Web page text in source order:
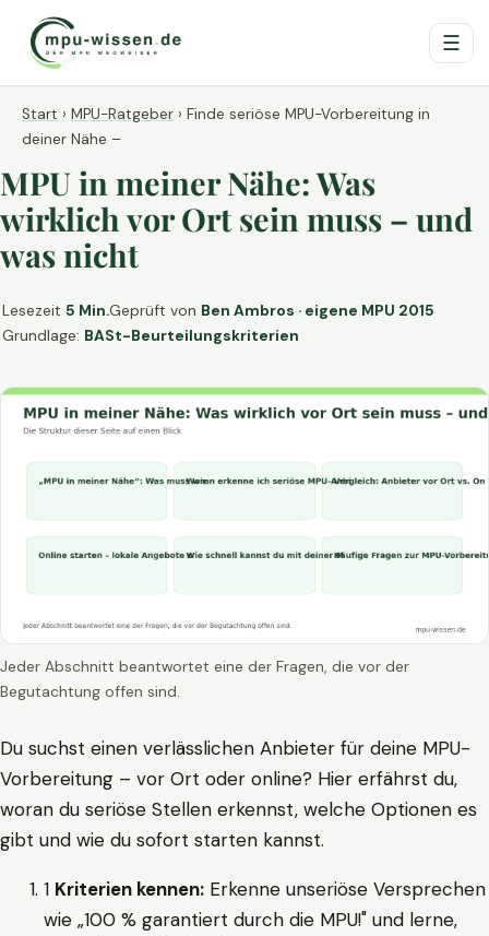
☰
Start › MPU-Ratgeber › Finde seriöse MPU-Vorbereitung in
deiner Nähe –
MPU in meiner Nähe: Was
wirklich vor Ort sein muss – und
was nicht
Lesezeit 5 Min.Geprüft von Ben Ambros · eigene MPU 2015
Grundlage: BASt-Beurteilungskriterien
Jeder Abschnitt beantwortet eine der Fragen, die vor der
Begutachtung offen sind.
Du suchst einen verlässlichen Anbieter für deine MPU-
Vorbereitung – vor Ort oder online? Hier erfährst du,
woran du seriöse Stellen erkennst, welche Optionen es
gibt und wie du sofort starten kannst.
1 Kriterien kennen: Erkenne unseriöse Versprechen
wie „100 % garantiert durch die MPU!" und lerne,